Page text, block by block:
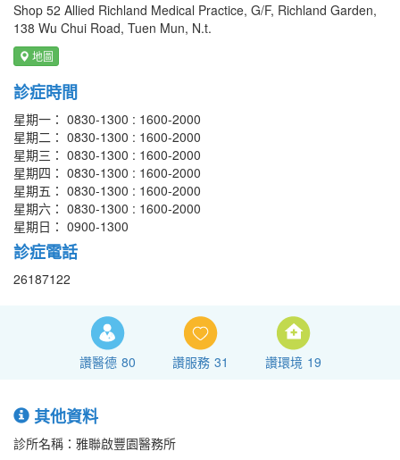
Shop 52 Allied Richland Medical Practice, G/F, Richland Garden,
138 Wu Chui Road, Tuen Mun, N.t.
地圖
診症時間
星期一： 0830-1300 : 1600-2000
星期二： 0830-1300 : 1600-2000
星期三： 0830-1300 : 1600-2000
星期四： 0830-1300 : 1600-2000
星期五： 0830-1300 : 1600-2000
星期六： 0830-1300 : 1600-2000
星期日： 0900-1300
診症電話
26187122
讚醫德 80 讚服務 31 讚環境 19
其他資料
診所名稱：雅聯啟豐園醫務所